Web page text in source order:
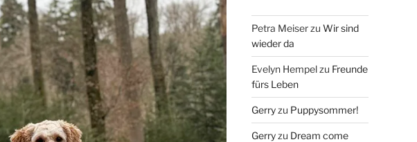
Petra Meiser zuWir sind
wieder da
Evelyn Hempel zu Freunde
fürs Leben
Gerry zu Puppysommer!
Gerry zu Dream come